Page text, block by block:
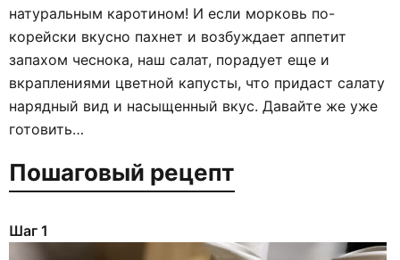
натуральным каротином! И если морковь по-
корейски вкусно пахнет и возбуждает аппетит
запахом чеснока, наш салат, порадует еще и
вкраплениями цветной капусты, что придаст салату
нарядный вид и насыщенный вкус. Давайте же уже
готовить…
Пошаговый рецепт
Шаг 1